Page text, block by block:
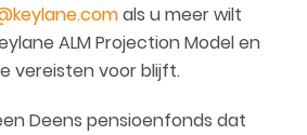
als u meer wilt
ALM Projection Model en
vereisten voor blijft.
Deens pensioenfonds dat